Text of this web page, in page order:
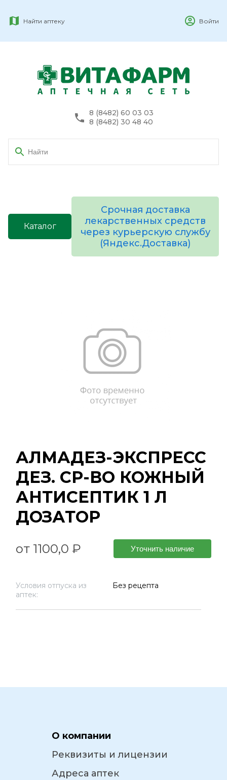
Найти аптеку Войти
8 (8482) 60 03 03
8 (8482) 30 48 40
Каталог
Срочная доставка
лекарственных средств
через курьерскую службу
(Яндекс.Доставка)
АЛМАДЕЗ-ЭКСПРЕСС
ДЕЗ. СР-ВО КОЖНЫЙ
АНТИСЕПТИК 1 Л
ДОЗАТОР
от 1100,0 ₽ Уточнить наличие
Условия отпуска из
аптек:
Без рецепта
О компании
Реквизиты и лицензии
Адреса аптек